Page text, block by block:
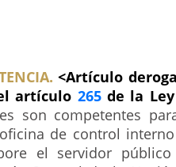
<Artículo
artículo 265de la Ley
son competentes
de control
el servidor